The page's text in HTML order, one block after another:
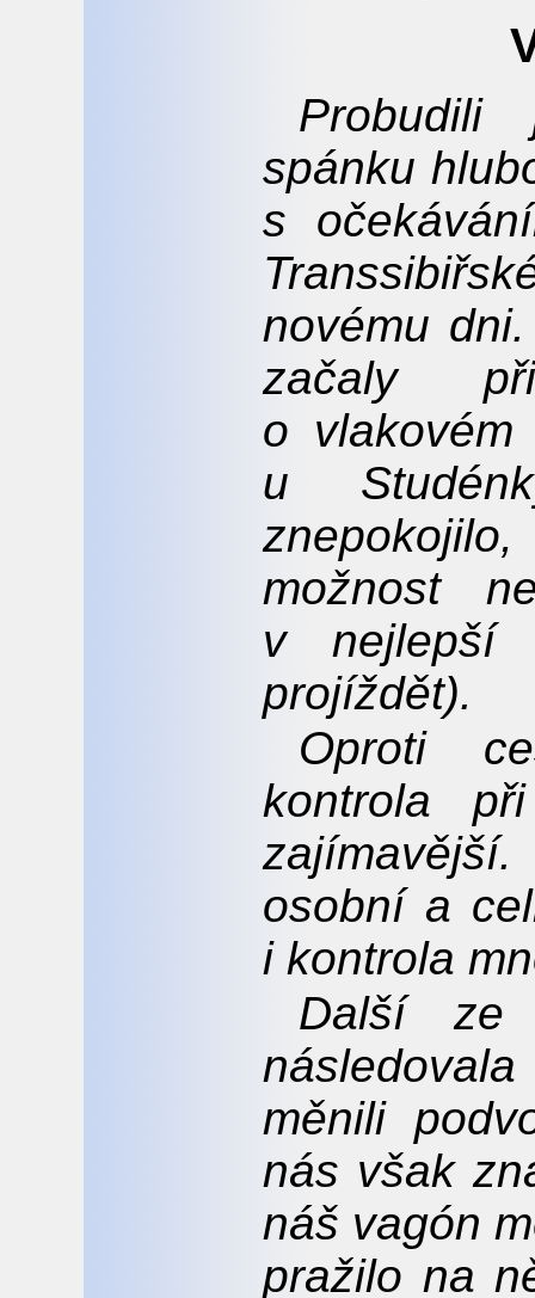
spánku
s
novému
začaly
o
u
možnost
v nejlepší
projíždět).
Oproti
kontrola
osobní a
i kontrola
Další ze
měnili
nás však
náš vagón
pražilo na